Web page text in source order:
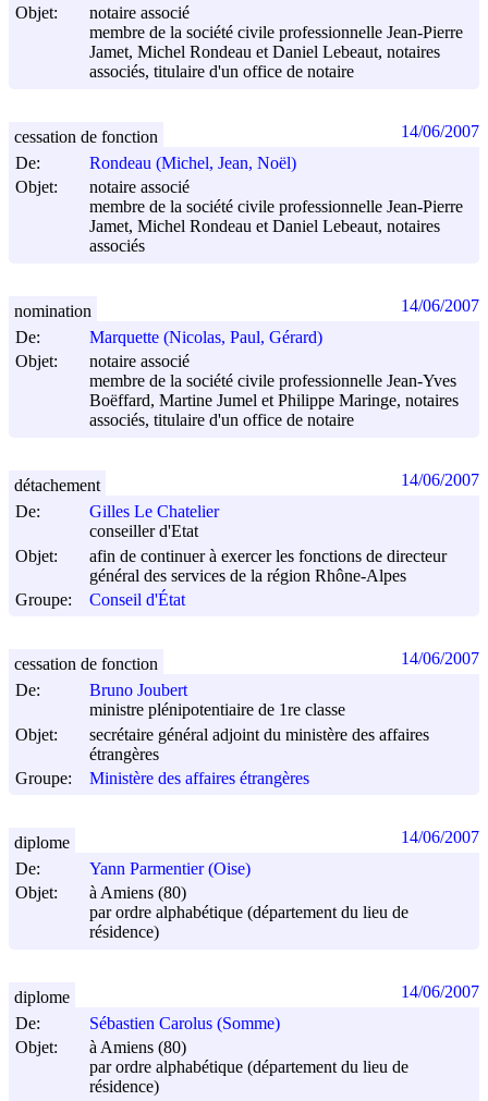
Objet:
notaire associé
membre de la société civile professionnelle Jean-Pierre
Jamet, Michel Rondeau et Daniel Lebeaut, notaires
associés, titulaire d'un office de notaire
De:
Rondeau (Michel, Jean, Noël)
Objet:
notaire associé
membre de la société civile professionnelle Jean-Pierre
Jamet, Michel Rondeau et Daniel Lebeaut, notaires
associés
cessation de fonction 14/06/2007
De:
Marquette (Nicolas, Paul, Gérard)
Objet:
notaire associé
membre de la société civile professionnelle Jean-Yves
Boëffard, Martine Jumel et Philippe Maringe, notaires
associés, titulaire d'un office de notaire
nomination 14/06/2007
De:
Gilles Le Chatelier
conseiller d'Etat
Objet:
afin de continuer à exercer les fonctions de directeur
général des services de la région Rhône-Alpes
Groupe:
Conseil d'État
détachement 14/06/2007
De:
Bruno Joubert
ministre plénipotentiaire de 1re classe
Objet:
secrétaire général adjoint du ministère des affaires
étrangères
Groupe:
Ministère des affaires étrangères
cessation de fonction 14/06/2007
De:
Yann Parmentier (Oise)
Objet:
à Amiens (80)
par ordre alphabétique (département du lieu de
résidence)
diplome 14/06/2007
De:
Sébastien Carolus (Somme)
Objet:
à Amiens (80)
par ordre alphabétique (département du lieu de
résidence)
diplome 14/06/2007